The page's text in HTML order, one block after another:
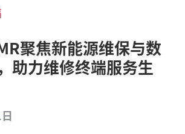
聚焦新能源维保与数
助力维修终端服务生